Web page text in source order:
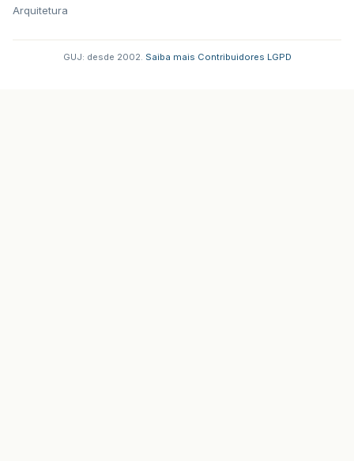
Arquitetura
GUJ: desde 2002. Saiba mais Contribuidores LGPD